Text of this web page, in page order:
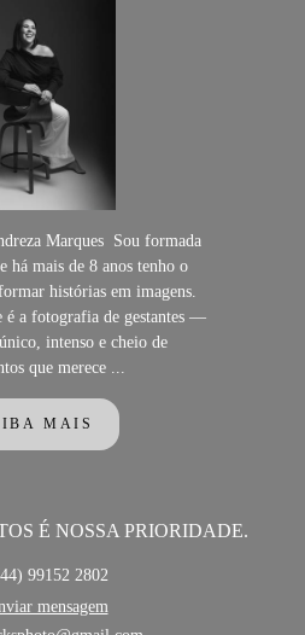
Marques Sou formada
há mais de 8 anos tenho o
histórias em imagens.
é a fotografia de gestantes —
intenso e cheio de
que merece ...
MAIS
É NOSSA PRIORIDADE.
99152 2802
mensagem